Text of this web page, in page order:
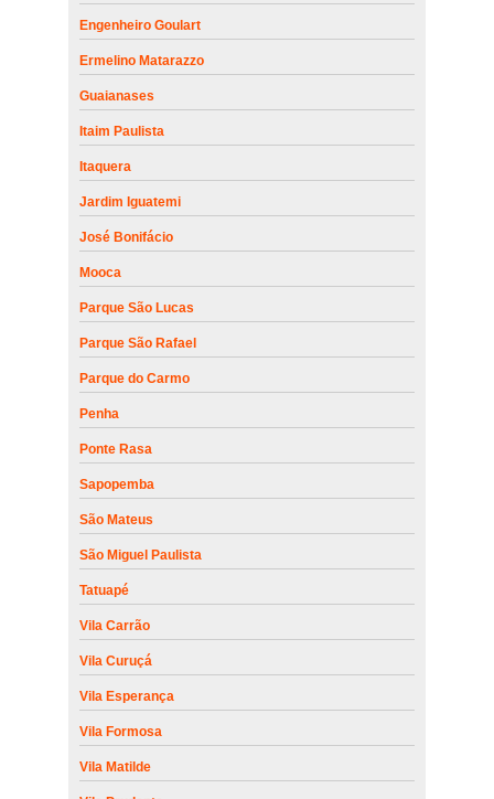
Engenheiro Goulart
Ermelino Matarazzo
Guaianases
Itaim Paulista
Itaquera
Jardim Iguatemi
José Bonifácio
Mooca
Parque São Lucas
Parque São Rafael
Parque do Carmo
Penha
Ponte Rasa
Sapopemba
São Mateus
São Miguel Paulista
Tatuapé
Vila Carrão
Vila Curuçá
Vila Esperança
Vila Formosa
Vila Matilde